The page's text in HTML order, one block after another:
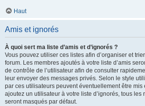
Haut
Amis et ignorés
À quoi sert ma liste d’amis et d’ignorés ?
Vous pouvez utiliser ces listes afin d’organiser et
forum. Les membres ajoutés à votre liste d’amis
de contrôle de l’utilisateur afin de consulter
leur envoyer des messages privés. Selon le style
par ces utilisateurs peuvent éventuellement être
ajoutez un utilisateur à votre liste d’ignorés, tous les
seront masqués par défaut.